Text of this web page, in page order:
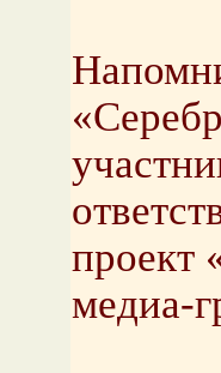
проект
медиа-